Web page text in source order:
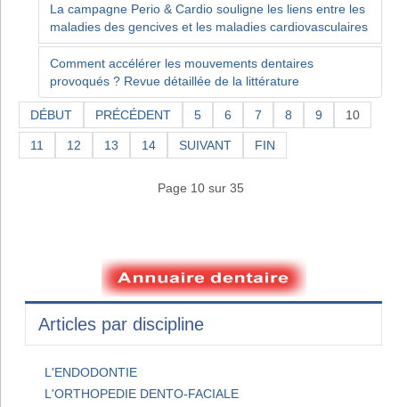
La campagne Perio & Cardio souligne les liens entre les
maladies des gencives et les maladies cardiovasculaires
Comment accélérer les mouvements dentaires
provoqués ? Revue détaillée de la littérature
DÉBUT PRÉCÉDENT 5 6 7 8 9 10
11 12 13 14 SUIVANT FIN
Page 10 sur 35
Articles par discipline
L'ENDODONTIE
L'ORTHOPEDIE DENTO-FACIALE